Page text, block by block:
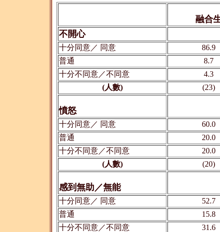
融合
不開心
十分同意／ 同意
86.9
普通
8.7
十分不同意／不同意
4.3
(人數)
(23)
憤怒
十分同意／ 同意
60.0
普通
20.0
十分不同意／不同意
20.0
(人數)
(20)
感到無助／無能
十分同意／ 同意
52.7
普通
15.8
十分不同意／不同意
31.6